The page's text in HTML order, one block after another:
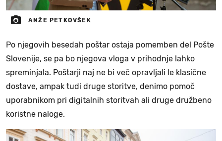
ANŽE PETKOVŠEK
Po njegovih besedah poštar ostaja pomemben del Pošte
Slovenije, se pa bo njegova vloga v prihodnje lahko
spreminjala. Poštarji naj ne bi več opravljali le klasične
dostave, ampak tudi druge storitve, denimo pomoč
uporabnikom pri digitalnih storitvah ali druge družbeno
koristne naloge.